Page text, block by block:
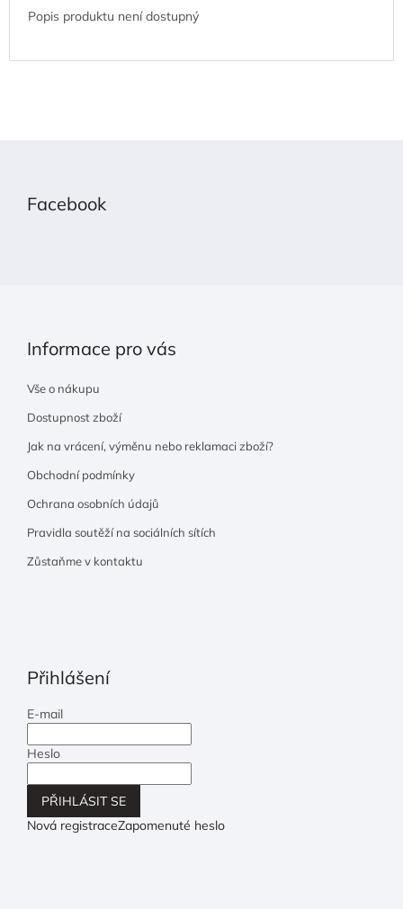
Popis produktu není dostupný
Facebook
Informace pro vás
Vše o nákupu
Dostupnost zboží
Jak na vrácení, výměnu nebo reklamaci zboží?
Obchodní podmínky
Ochrana osobních údajů
Pravidla soutěží na sociálních sítích
Zůstaňme v kontaktu
Přihlášení
E-mail
Heslo
PŘIHLÁSIT SE
Nová registraceZapomenuté heslo